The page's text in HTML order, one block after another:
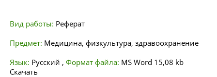
Вид работы: Реферат
Предмет: Медицина, физкультура, здравоохранение
Язык: Русский , Формат файла: MS Word 15,08 kb
Скачать